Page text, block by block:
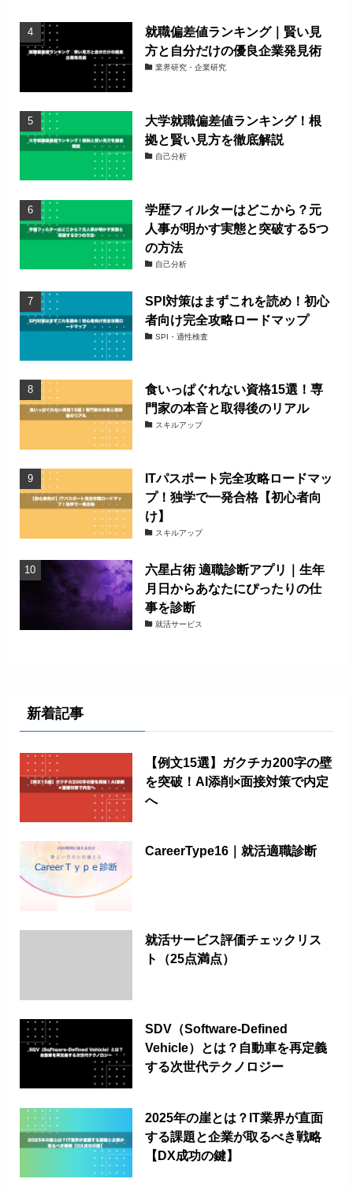
就職偏差値ランキング｜賢い見
方と自分だけの優良企業発見術
業界研究・企業研究
大学就職偏差値ランキング！根
拠と賢い見方を徹底解説
自己分析
学歴フィルターはどこから？元
人事が明かす実態と突破する5つ
の方法
自己分析
SPI対策はまずこれを読め！初心
者向け完全攻略ロードマップ
SPI・適性検査
食いっぱぐれない資格15選！専
門家の本音と取得後のリアル
スキルアップ
ITパスポート完全攻略ロードマッ
プ！独学で一発合格【初心者向
け】
スキルアップ
六星占術 適職診断アプリ｜生年
月日からあなたにぴったりの仕
事を診断
就活サービス
新着記事
【例文15選】ガクチカ200字の壁
を突破！AI添削×面接対策で内定
へ
CareerType16｜就活適職診断
就活サービス評価チェックリス
ト（25点満点）
SDV（Software-Defined
Vehicle）とは？自動車を再定義
する次世代テクノロジー
2025年の崖とは？IT業界が直面
する課題と企業が取るべき戦略
【DX成功の鍵】